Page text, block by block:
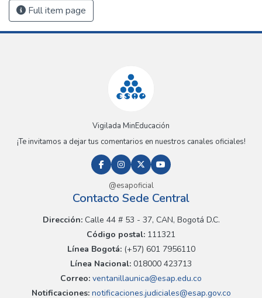
Full item page
Vigilada MinEducación
¡Te invitamos a dejar tus comentarios en nuestros canales oficiales!
@esapoficial
Contacto Sede Central
Dirección:Calle 44 # 53 - 37, CAN, Bogotá D.C.
Código postal: 111321
Línea Bogotá:(+57) 601 7956110
Línea Nacional: 018000 423713
Correo: ventanillaunica@esap.edu.co
Notificaciones:notificaciones.judiciales@esap.gov.co